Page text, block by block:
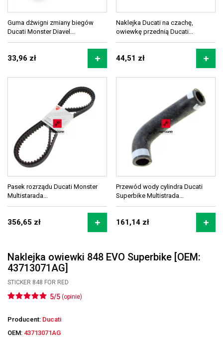
Guma dźwigni zmiany biegów
Ducati Monster Diavel...
33,96 zł
Naklejka Ducati na czachę,
owiewkę przednią Ducati...
44,51 zł
Pasek rozrządu Ducati Monster
Multistarada...
356,65 zł
Przewód wody cylindra Ducati
Superbike Multistrada...
161,14 zł
Naklejka owiewki 848 EVO Superbike [OEM:
43713071AG]
STICKER 848 FOR RED
5/5 (opinie)
Producent: Ducati
OEM: 43713071AG